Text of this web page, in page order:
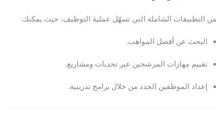
من التطبيقات الشاملة التي تسهّل عملية التوظيف، حيث يمكنك:
البحث عن أفضل المواهب.
تقييم مهارات المرشحين عبر تحديات ومشاريع.
إعداد الموظفين الجدد من خلال برامج تدريبية.